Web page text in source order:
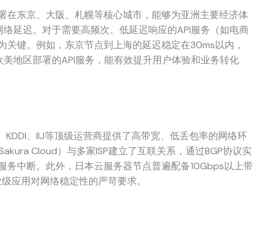
在东京、大阪、札幌等核心城市，能够为亚洲主要经济体
延迟。对于需要高频次、低延迟响应的API服务（如电商
键。例如，东京节点到上海的延迟稳定在30ms以内，
地区部署的API服务，能有效提升用户体验和业务转化
、IIJ等顶级运营商提供了高带宽、低丢包率的网络环
Cloud）与多家ISP建立了互联关系，通过BGP协议实
中断。此外，日本云服务器节点普遍配备10Gbps以上带
应用对网络稳定性的严苛要求。